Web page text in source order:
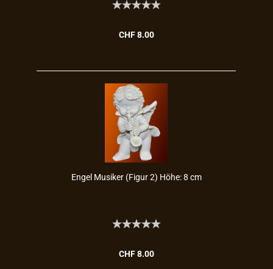
CHF 8.00
Engel Mu­si­ker (Figur 2) Höhe: 8 cm
CHF 8.00